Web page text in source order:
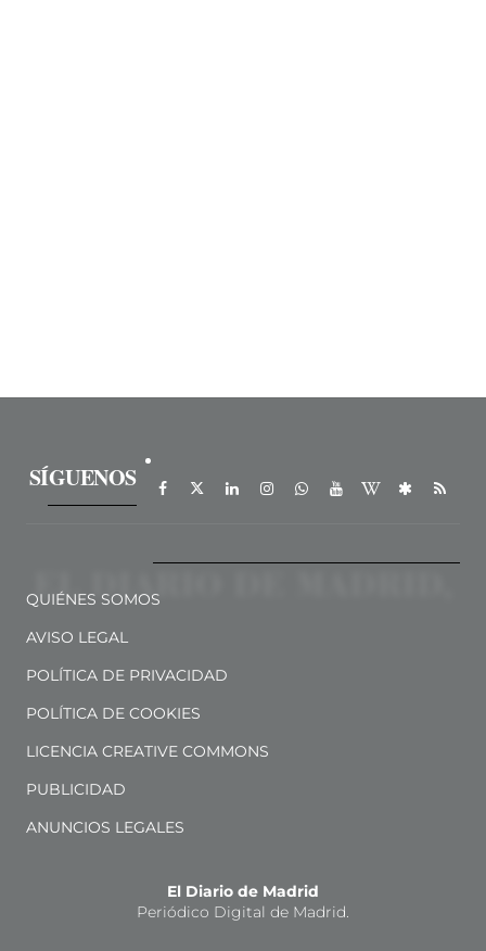
SÍGUENOS
QUIÉNES SOMOS
AVISO LEGAL
POLÍTICA DE PRIVACIDAD
POLÍTICA DE COOKIES
LICENCIA CREATIVE COMMONS
PUBLICIDAD
ANUNCIOS LEGALES
El Diario de Madrid
Periódico Digital de Madrid.